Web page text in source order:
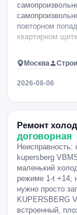
повторном
квартирном
Москва
2026-08-06
Ремонт
договорная
kupersberg
маленький
режиме 1-t +14,
нужно просто
KUPERSBERG
встроенный,